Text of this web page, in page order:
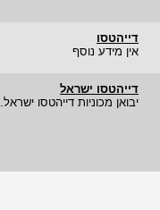
דייהטסו
אין מידע נוסף
דייהטסו ישראל
יבואן מכוניות דייהטסו ישראל.